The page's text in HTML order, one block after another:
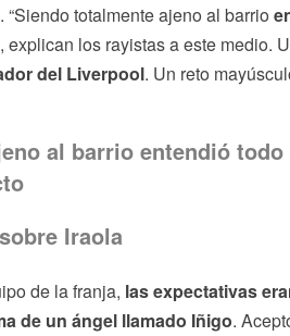
totalmente ajeno al barrio
explican los rayistas a este medio.
del Liverpool. Un reto
al barrio entendió
Iraola
de la franja, las expectativas
de un ángel llamado Iñigo.